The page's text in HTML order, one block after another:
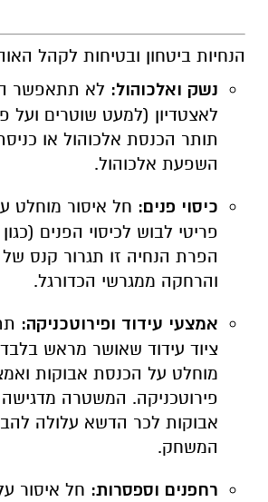
הנחיות ביטחון ובטיחות לקהל
נשק ואלכוהול: לא תתאפשר
לאצטדיון (למעט שוטרים ועל
תותר הכנסת אלכוהול או
השפעת אלכוהול.
כיסוי פנים: חל איסור מוחלט
פריטי לבוש לכיסוי הפנים
והרחקה ממגרשי הכדורגל.
אמצעי עידוד ופירוטכניקה:
ציוד עידוד שאושר מראש
מוחלט על הכנסת אבוקות
פירוטכניקה. המשטרה
אבוקות לכר הדשא עלולה
המשחק.
רחפנים וספסרות: חל איסור